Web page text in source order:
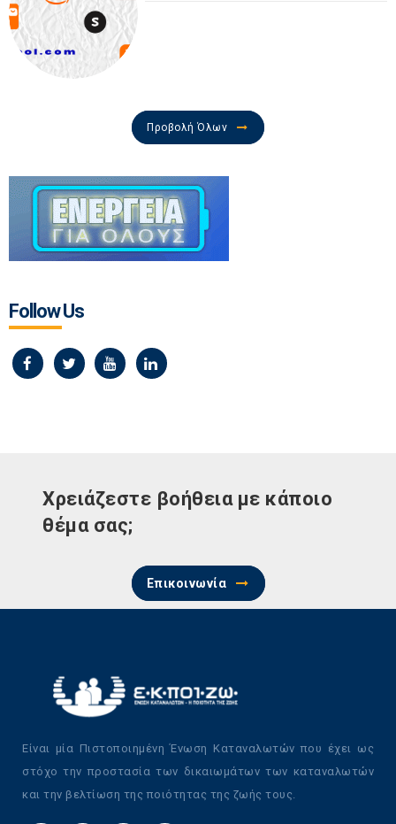
Προβολή Όλων
Follow Us
Χρειάζεστε βοήθεια με κάποιο
θέμα σας;
Επικοινωνία
Είναι μία Πιστοποιημένη Ένωση Καταναλωτών που έχει ως
στόχο την προστασία των δικαιωμάτων των καταναλωτών
και την βελτίωση της ποιότητας της ζωής τους.